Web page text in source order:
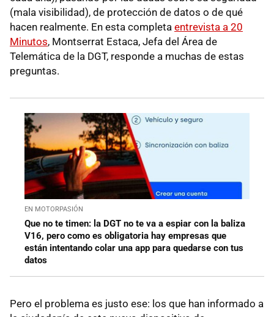
(mala visibilidad), de protección de datos o de qué
hacen realmente. En esta completa entrevista a 20
Minutos, Montserrat Estaca, Jefa del Área de
Telemática de la DGT, responde a muchas de estas
preguntas.
EN MOTORPASIÓN
Que no te timen: la DGT no te va a espiar con la baliza
V16, pero como es obligatoria hay empresas que
están intentando colar una app para quedarse con tus
datos
Pero el problema es justo ese: los que han informado a